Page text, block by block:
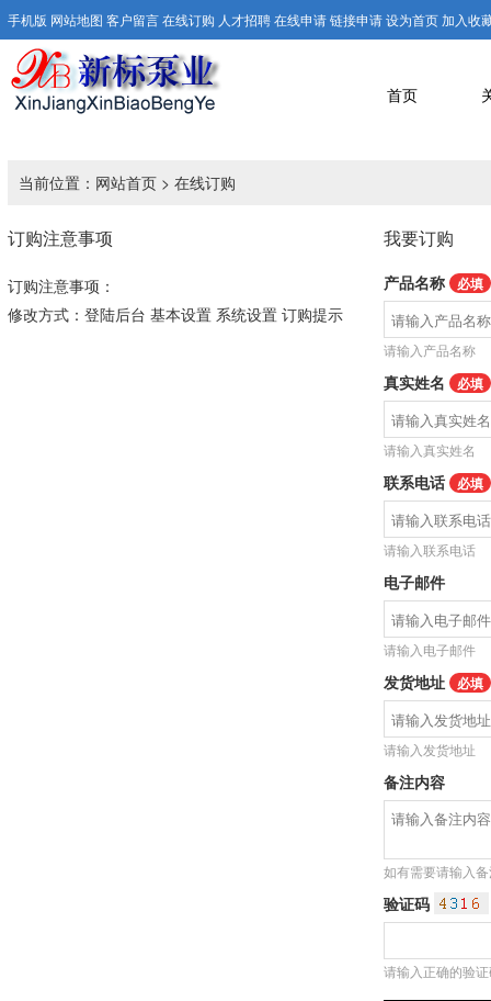
手机版 网站地图 客户留言在线订购 人才招聘在线申请链接申请设为首页加入收
首页
当前位置： 网站首页 > 在线订购
订购注意事项
订购注意事项：
修改方式：登陆后台 基本设置 系统设置 订购提示
我要订购
产品名称 必填
请输入产品名称
真实姓名 必填
请输入真实姓名
联系电话 必填
请输入联系电话
电子邮件
请输入电子邮件
发货地址 必填
请输入发货地址
备注内容
如有需要请输入
验证码
请输入正确的验